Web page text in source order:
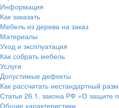
Информация
Как заказать
Мебель из дерева на заказ
Материалы
Уход и эксплуатация
Как собрать мебель
Услуги
Допустимые дефекты
Как рассчитать нестандартный
Статья 26.1. закона РФ «О защите
Общие характеристики